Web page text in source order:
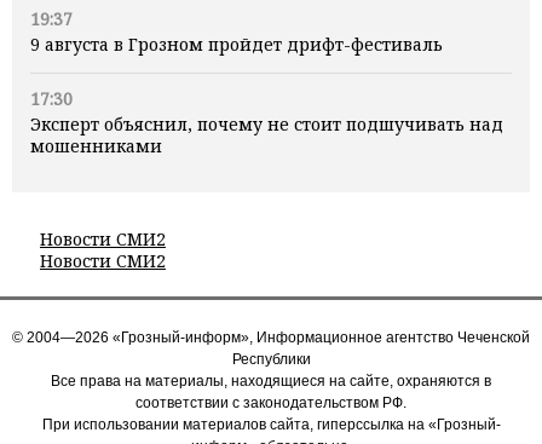
19:37
9 августа в Грозном пройдет дрифт-фестиваль
17:30
Эксперт объяснил, почему не стоит подшучивать над
мошенниками
Новости СМИ2
Новости СМИ2
© 2004—2026 «Грозный-информ», Информационное агентство Чеченской
Республики
Все права на материалы, находящиеся на сайте, охраняются в
соответствии с законодательством РФ.
При использовании материалов сайта, гиперссылка на «Грозный-